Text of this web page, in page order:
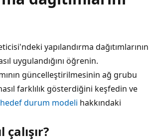
yapılandırma dağıtımlarının
uygulandığını öğrenin.
güncelleştirilmesinin ağ grubu
farklılık gösterdiğini keşfedin ve
hedef durum modeli hakkındaki
çalışır?